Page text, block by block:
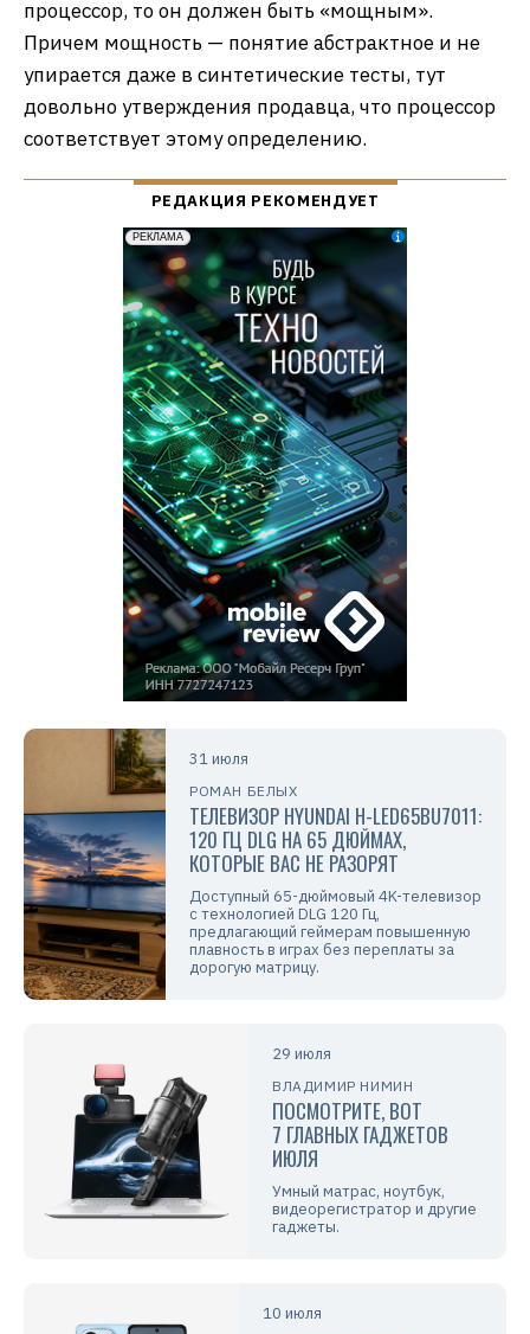
процессор, то он должен быть «мощным».
Причем мощность — понятие абстрактное и не
упирается даже в синтетические тесты, тут
довольно утверждения продавца, что процессор
соответствует этому определению.
31 июля
РОМАН БЕЛЫХ
ТЕЛЕВИЗОР HYUNDAI H-LED65BU7011:
120 ГЦ DLG НА 65 ДЮЙМАХ,
КОТОРЫЕ ВАС НЕ РАЗОРЯТ
Доступный 65-дюймовый 4K-телевизор
с технологией DLG 120 Гц,
предлагающий геймерам повышенную
плавность в играх без переплаты за
дорогую матрицу.
29 июля
ВЛАДИМИР НИМИН
ПОСМОТРИТЕ, ВОТ
7 ГЛАВНЫХ ГАДЖЕТОВ
ИЮЛЯ
Умный матрас, ноутбук,
видеорегистратор и другие
гаджеты.
10 июля